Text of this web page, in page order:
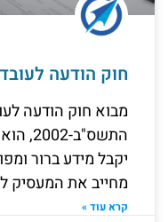
חוק הודעה
מבוא חוק הודעה
יקבל מידע ברור
מחייב את המעסיק
קרא עוד »